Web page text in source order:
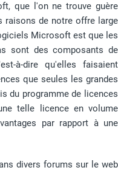
que l'on ne trouve guère
raisons de notre offre large
Microsoft est que les
sont des composants de
à-dire qu'elles faisaient
que seules les grandes
du programme de licences
telle licence en volume
par rapport à une
divers forums sur le web